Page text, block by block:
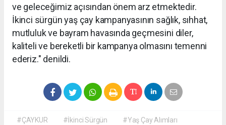
ve geleceğimiz açısından önem arz etmektedir.
İkinci sürgün yaş çay kampanyasının sağlık, sıhhat,
mutluluk ve bayram havasında geçmesini diler,
kaliteli ve bereketli bir kampanya olmasını temenni
ederiz." denildi.
#ÇAYKUR #İkinci Sürgün #Yaş Çay Alımları